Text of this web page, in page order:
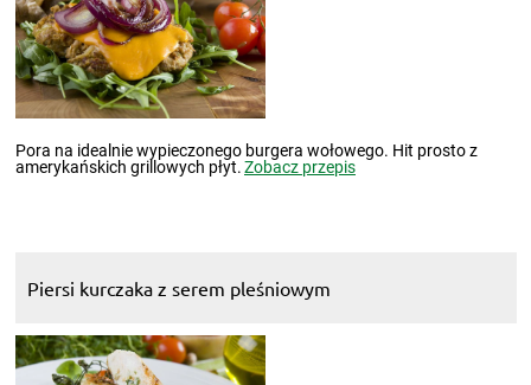
Pora na idealnie wypieczonego burgera wołowego. Hit prosto z
amerykańskich grillowych płyt.Zobacz przepis
Piersi kurczaka z serem pleśniowym